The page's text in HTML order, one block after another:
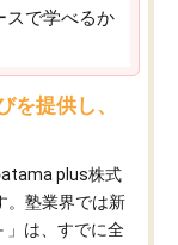
スで学べるか
を提供し、
plus株式
。塾業界では新
」は、すでに全